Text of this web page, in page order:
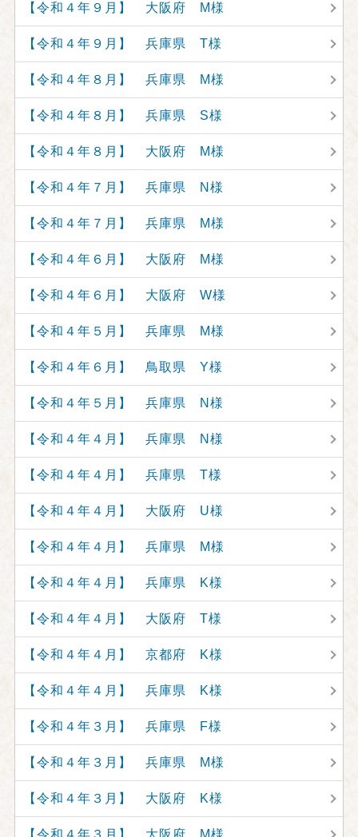
【令和４年９月】 大阪府 M様
【令和４年９月】 兵庫県 T様
【令和４年８月】 兵庫県 M様
【令和４年８月】 兵庫県 S様
【令和４年８月】 大阪府 M様
【令和４年７月】 兵庫県 N様
【令和４年７月】 兵庫県 M様
【令和４年６月】 大阪府 M様
【令和４年６月】 大阪府 W様
【令和４年５月】 兵庫県 M様
【令和４年６月】 鳥取県 Y様
【令和４年５月】 兵庫県 N様
【令和４年４月】 兵庫県 N様
【令和４年４月】 兵庫県 T様
【令和４年４月】 大阪府 U様
【令和４年４月】 兵庫県 M様
【令和４年４月】 兵庫県 K様
【令和４年４月】 大阪府 T様
【令和４年４月】 京都府 K様
【令和４年４月】 兵庫県 K様
【令和４年３月】 兵庫県 F様
【令和４年３月】 兵庫県 M様
【令和４年３月】 大阪府 K様
【令和４年３月】 大阪府 M様